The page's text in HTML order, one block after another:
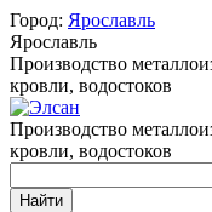
Город: Ярославль
Ярославль
Производство
кровли, водостоков
Производство
кровли, водостоков
Найти